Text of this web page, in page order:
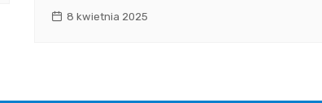
8 kwietnia 2025